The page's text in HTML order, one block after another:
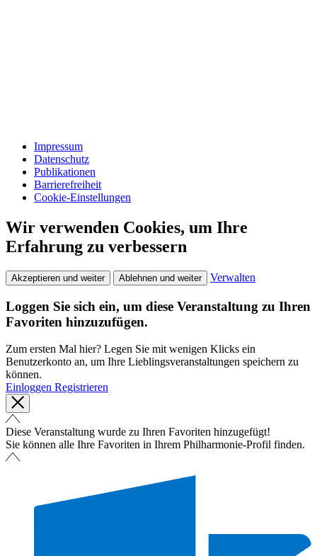
Impressum
Datenschutz
Publikationen
Barrierefreiheit
Cookie-Einstellungen
Wir verwenden Cookies, um Ihre
Erfahrung zu verbessern
Akzeptieren und weiter Ablehnen und weiter Verwalten
Loggen Sie sich ein, um diese Veranstaltung zu Ihren
Favoriten hinzuzufügen.
Zum ersten Mal hier? Legen Sie mit wenigen Klicks ein
Benutzerkonto an, um Ihre Lieblingsveranstaltungen speichern zu
können.
Einloggen Registrieren
Diese Veranstaltung wurde zu Ihren Favoriten hinzugefügt!
Sie können alle Ihre Favoriten in Ihrem Philharmonie-Profil finden.